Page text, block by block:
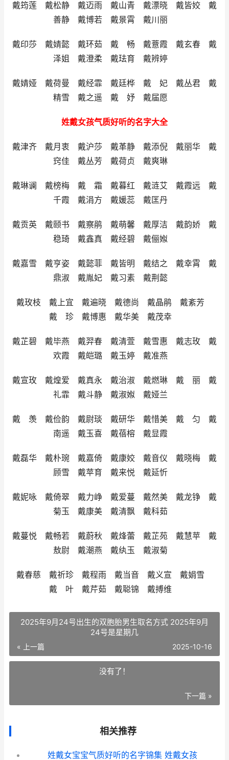
戴筠莲 戴松静 戴迈雨 戴山青 戴漂晓 戴皆姣 戴
善静 戴博若 戴景霄 戴川丽
戴印莎 戴婧懿 戴环茹 戴 畅 戴薏霞 戴玄春 戴
泽姐 戴澄柔 戴珐育 戴辨婷
戴婧娅 戴荷曼 戴经霏 戴廷桦 戴 妃 戴丛君 戴
精雪 戴之遥 戴 妤 戴届愿
姓戴女孩气质好听的名字大全
戴津齐 戴月衷 戴沪莎 戴革静 戴添倪 戴丽华 戴
窍佳 戴丛芳 戴荷贞 戴爽琳
戴琳谰 戴榜梅 戴 霜 戴暮红 戴涟艾 戴霞远 戴
千霞 戴涓方 戴媛蕊 戴匡丹
戴贡英 戴颐书 戴察鹃 戴萌馨 戴厚洁 戴韵娇 戴
稳琦 戴鑫真 戴经碧 戴俪娰
戴嘉雪 戴亨姿 戴懿菲 戴皆明 戴结之 戴幸霄 戴
鼎淑 戴胤妃 戴习素 戴荆懿
戴玫枝 戴上宜 戴遍晓 戴德尚 戴晶鹃 戴紊芳
戴 珍 戴博惠 戴华美 戴茂幸
戴芷碧 戴毕燕 戴羿春 戴清萱 戴雪惠 戴志玫 戴
欢霞 戴皑璐 戴玉婷 戴准燕
戴宣玫 戴煌爱 戴真永 戴治淑 戴燃琳 戴 丽 戴
礼霏 戴斗静 戴淑娰 戴娅兰
戴 羡 戴俭韵 戴尉琰 戴研华 戴惜美 戴 匀 戴
南遥 戴玉喜 戴蓓榕 戴显霞
戴磊华 戴朴琬 戴嘉倚 戴康姣 戴音仪 戴晓梅 戴
顾雪 戴苹育 戴来悦 戴延忻
戴妮咏 戴倚翠 戴力峥 戴爱蔓 戴然美 戴龙铮 戴
菊玉 戴康美 戴清飘 戴科茹
戴蔓悦 戴畅若 戴蔚秋 戴烽蕾 戴芷苑 戴慧苹 戴
敖尉 戴潮燕 戴纨玉 戴淑菊
戴春慈 戴祈珍 戴程雨 戴当音 戴义宣 戴娟雪
戴 叶 戴芹茹 戴聪锦 戴搏维
2025年9月24号出生的双胞胎男生取名方式 2025年9月
24号是星期几
« 上一篇 2025-10-16
没有了！
下一篇 »
相关推荐
姓戴女宝宝气质好听的名字锦集 姓戴女孩